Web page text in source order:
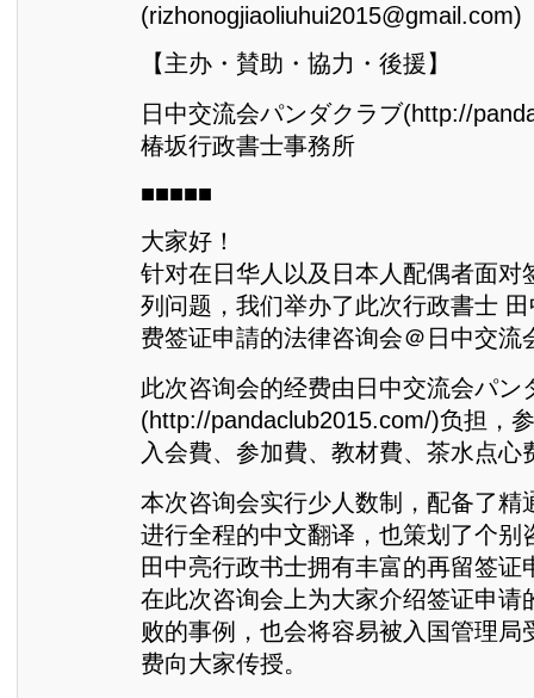
(rizhonogjiaoliuhui2015@gmail.com)
【主办・賛助・協力・後援】
日中交流会パンダクラブ(http://
椿坂行政書士事務所
■■■■■
大家好！
针对在日华人以及日本人配偶者面对
列问题，我们举办了此次行政書士
费签证申請的法律咨询会＠日中交流
此次咨询会的经费由日中交流会パン
(http://pandaclub2015.com/)负担，
入会費、参加費、教材費、茶水点心
本次咨询会实行少人数制，配备了精
进行全程的中文翻译，也策划了个别
田中亮行政书士拥有丰富的再留签证
在此次咨询会上为大家介绍签证申请
败的事例，也会将容易被入国管理局
费向大家传授。